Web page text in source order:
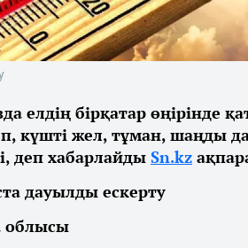
елдің бірқатар өңірінде
күшті жел, тұман, шаңды
деп хабарлайды Sn.kz
дауылды ескерту
облысы